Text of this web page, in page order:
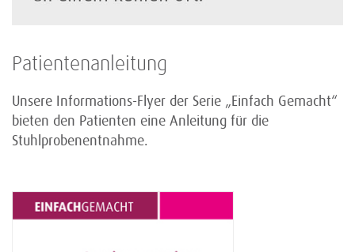
Patientenanleitung
Unsere Informations-Flyer der Serie „Einfach Gemacht“
bieten den Patienten eine Anleitung für die
Stuhlprobenentnahme.